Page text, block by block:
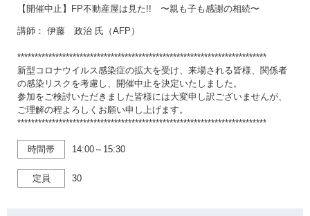
【開催中止】FP不動産屋は見た!! 〜親も子も感謝の相続〜
講師： 伊藤 政治 氏（AFP）
************************************************************************
新型コロナウイルス感染症の拡大を受け、来場される皆様、関係者
の感染リスクを考慮し、開催中止を決定いたしました。
参加をご検討いただきました皆様には大変申し訳ございませんが、
ご理解の程よろしくお願い申し上げます。
************************************************************************
時間帯 14:00～15:30
定員 30